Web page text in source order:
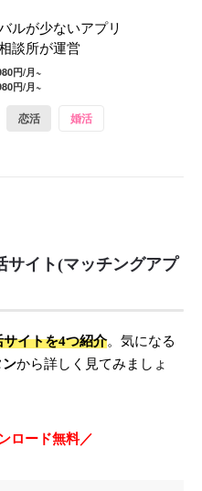
ルが少ないアプリ
談所が運営
円/月~
円/月~
恋活 婚活
サイト(マッチングアプ
イトを4つ紹介。気になる
ンから詳しく見てみましょ
ロード無料／